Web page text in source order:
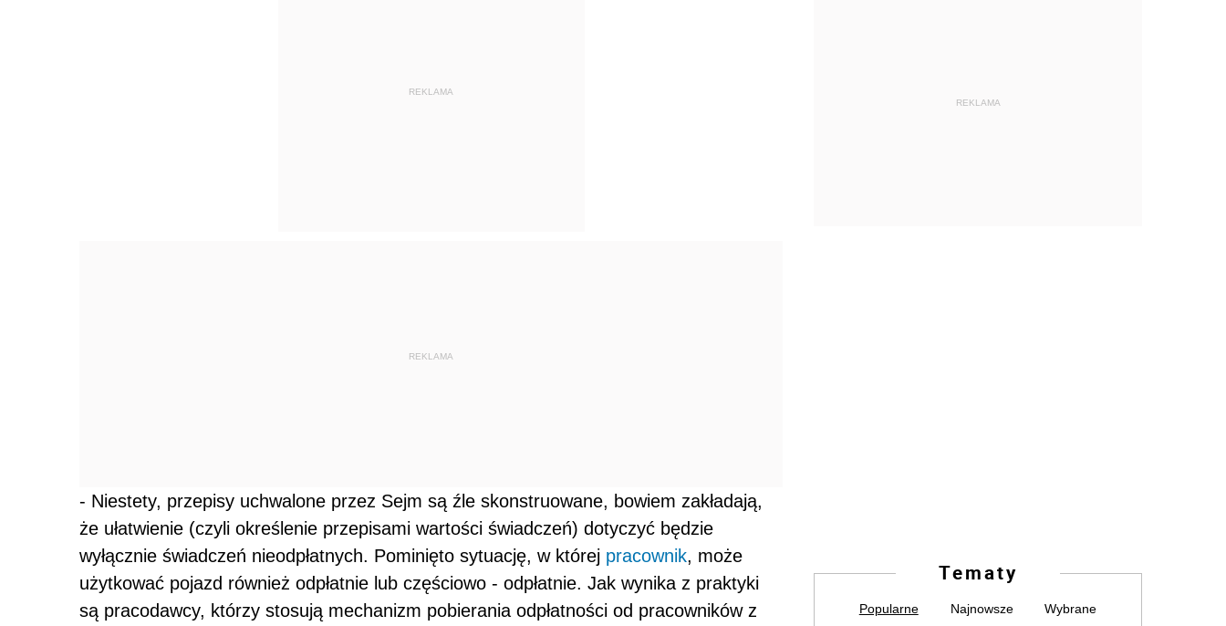
REKLAMA
REKLAMA
- Niestety, przepisy uchwalone przez Sejm są źle skonstruowane, bowiem zakładają,
że ułatwienie (czyli określenie przepisami wartości świadczeń) dotyczyć będzie
wyłącznie świadczeń nieodpłatnych. Pominięto sytuację, w której pracownik, może
użytkować pojazd również odpłatnie lub częściowo - odpłatnie. Jak wynika z praktyki
są pracodawcy, którzy stosują mechanizm pobierania odpłatności od pracowników z
REKLAMA
Tematy
Popularne Najnowsze Wybrane